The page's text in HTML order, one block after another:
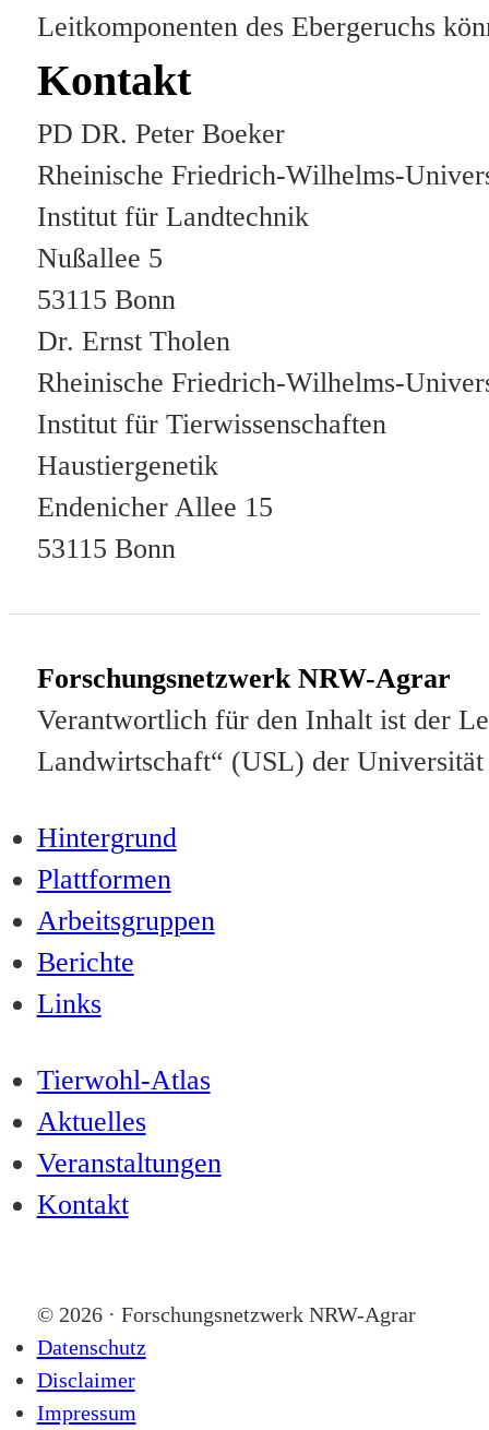
Leitkomponenten des Ebergeruchs
Kontakt
PD DR. Peter Boeker
Rheinische Friedrich-Wilhelms-
Institut für Landtechnik
Nußallee 5
53115 Bonn
Dr. Ernst Tholen
Rheinische Friedrich-Wilhelms-
Institut für Tierwissenschaften
Haustiergenetik
Endenicher Allee 15
53115 Bonn
Forschungsnetzwerk NRW-Agrar
Verantwortlich für den Inhalt ist der
Landwirtschaft“ (USL) der
Hintergrund
Plattformen
Arbeitsgruppen
Berichte
Links
Tierwohl-Atlas
Aktuelles
Veranstaltungen
Kontakt
© 2026 · Forschungsnetzwerk NRW-Agrar
Datenschutz
Disclaimer
Impressum